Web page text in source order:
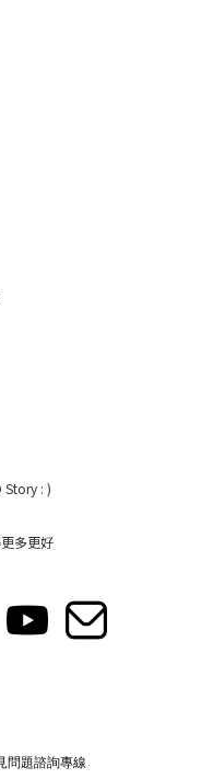
Story : )
多更好
問題諮詢專線